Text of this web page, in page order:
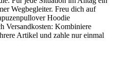
Wegbegleiter. Freu dich auf
Hoodie
Versandkosten: Kombiniere
Artikel und zahle nur einmal